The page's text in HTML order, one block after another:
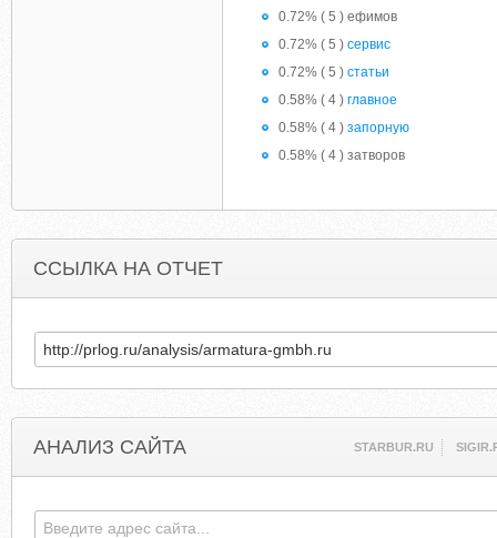
0.72% ( 5 ) ефимов
0.72% ( 5 ) сервис
0.72% ( 5 ) статьи
0.58% ( 4 ) главное
0.58% ( 4 ) запорную
0.58% ( 4 ) затворов
ССЫЛКА НА ОТЧЕТ
АНАЛИЗ САЙТА STARBUR.RU